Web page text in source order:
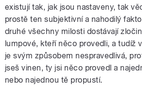
existují tak, jak jsou nastaveny, tak
prostě ten subjektivní a nahodilý
druhé všechny milosti dostávají
lumpové, kteří něco provedli, a tudíž
je svým způsobem nespravedlivá,
jseš vinen, ty jsi něco provedl a
nebo najednou tě propustí.